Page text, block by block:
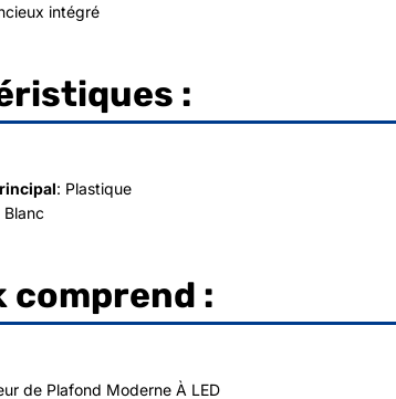
intégré
:
: Plastique
comprend :
de Plafond Moderne À LED